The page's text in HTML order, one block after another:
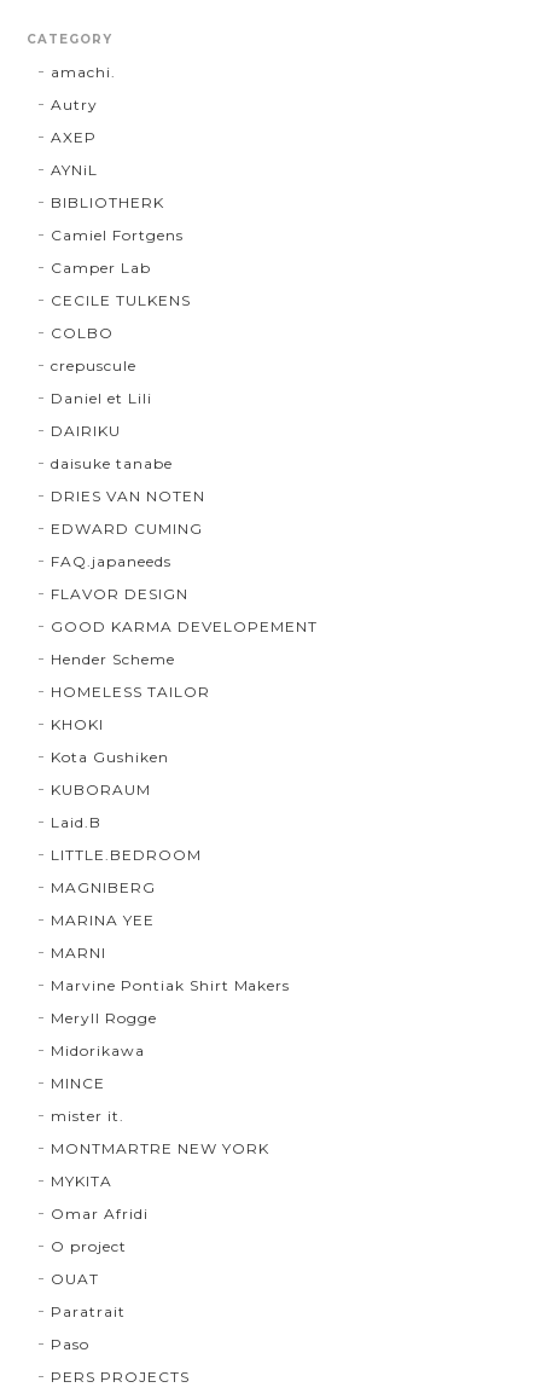
CATEGORY
amachi.
Autry
AXEP
AYNiL
BIBLIOTHERK
Camiel Fortgens
Camper Lab
CECILE TULKENS
COLBO
crepuscule
Daniel et Lili
DAIRIKU
daisuke tanabe
DRIES VAN NOTEN
EDWARD CUMING
FAQ.japaneeds
FLAVOR DESIGN
GOOD KARMA DEVELOPEMENT
Hender Scheme
HOMELESS TAILOR
KHOKI
Kota Gushiken
KUBORAUM
Laid.B
LITTLE.BEDROOM
MAGNIBERG
MARINA YEE
MARNI
Marvine Pontiak Shirt Makers
Meryll Rogge
Midorikawa
MINCE
mister it.
MONTMARTRE NEW YORK
MYKITA
Omar Afridi
O project
OUAT
Paratrait
Paso
PERS PROJECTS